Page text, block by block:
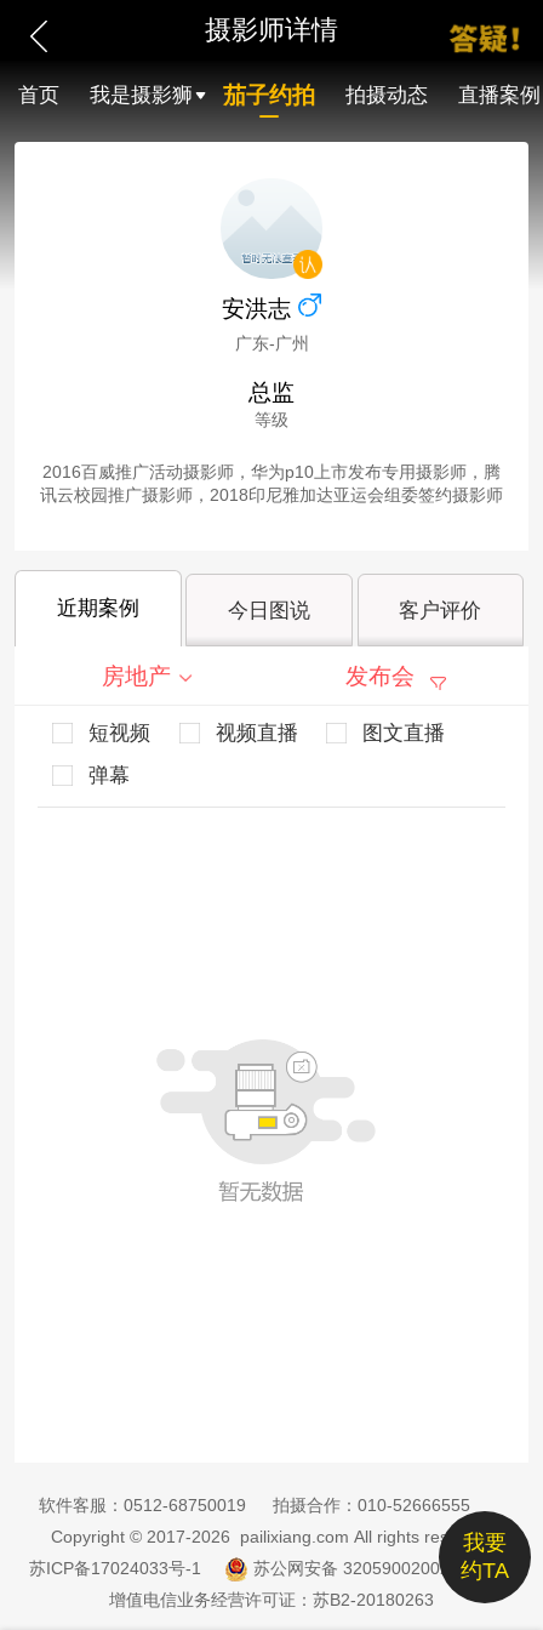
摄影师详情
首页 我是摄影狮 茄子约拍 拍摄动态 直播案例
安洪志
广东-广州
总监
等级
2016百威推广活动摄影师，华为p10上市发布专用摄影师，腾
讯云校园推广摄影师，2018印尼雅加达亚运会组委签约摄影师
近期案例 今日图说 客户评价
房地产 发布会
短视频 视频直播
图文直播
弹幕
我要
约TA
软件客服： 0512-68750019 拍摄合作： 010-52666555
Copyright © 2017-2026 pailixiang.com All rights reserved
苏ICP备17024033号-1
苏公网安备 32059002002885号
增值电信业务经营许可证：苏B2-20180263